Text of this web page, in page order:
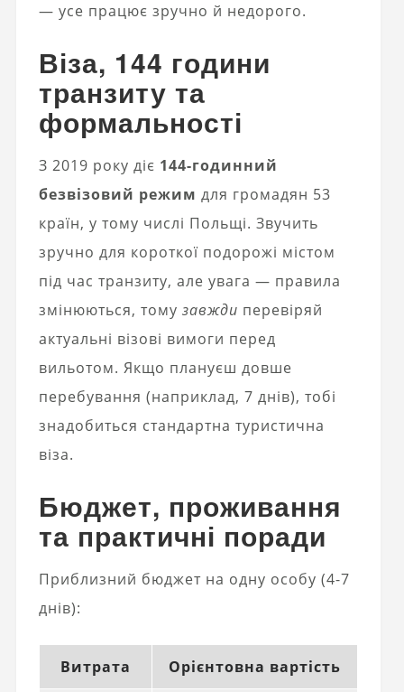
— усе працює зручно й недорого.
Віза, 144 години
транзиту та
формальності
З 2019 року діє 144-годинний
безвізовий режим для громадян 53
країн, у тому числі Польщі. Звучить
зручно для короткої подорожі містом
під час транзиту, але увага — правила
змінюються, тому завжди перевіряй
актуальні візові вимоги перед
вильотом. Якщо плануєш довше
перебування (наприклад, 7 днів), тобі
знадобиться стандартна туристична
віза.
Бюджет, проживання
та практичні поради
Приблизний бюджет на одну особу (4-7
днів):
Витрата Орієнтовна вартість